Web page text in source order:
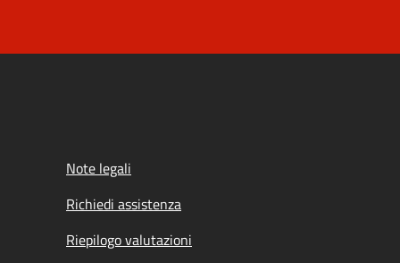
Note legali
Richiedi assistenza
Riepilogo valutazioni